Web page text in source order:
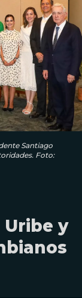
Santiago
Foto:
Uribe y